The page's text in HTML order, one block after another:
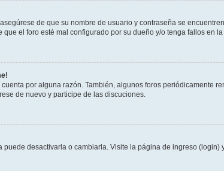
de que su nombre de usuario y contraseña se
el foro esté mal configurado por su dueño y/o tenga fallos en
por alguna razón. También, algunos foros periódicamente
de nuevo y participe de las discuciones.
desactivarla o cambiarla. Visite la página de ingreso (login)